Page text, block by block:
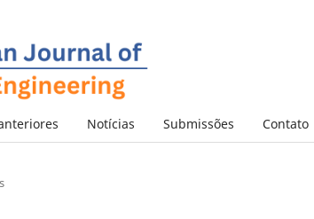
Notícias Submissões Contato